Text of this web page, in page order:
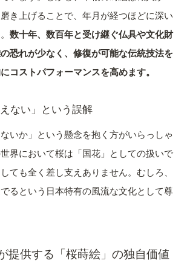
き上げることで、年月が経つほどに深い
数十年、数百年と受け継ぐ仏具や文化財
恐れが少なく、修復が可能な伝統技法を
コストパフォーマンスを高めます。
ない」という誤解
ないか」という懸念を抱く方がいらっしゃ
界において桜は「国花」としての扱いで
ても全く差し支えありません。むしろ、
るという日本特有の風流な文化として尊
提供する「桜蒔絵」の独自価値